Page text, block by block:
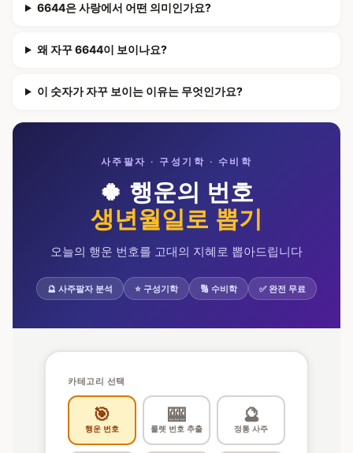
6644은 사랑에서 어떤 의미인가요?
왜 자꾸 6644이 보이나요?
이 숫자가 자꾸 보이는 이유는 무엇인가요?